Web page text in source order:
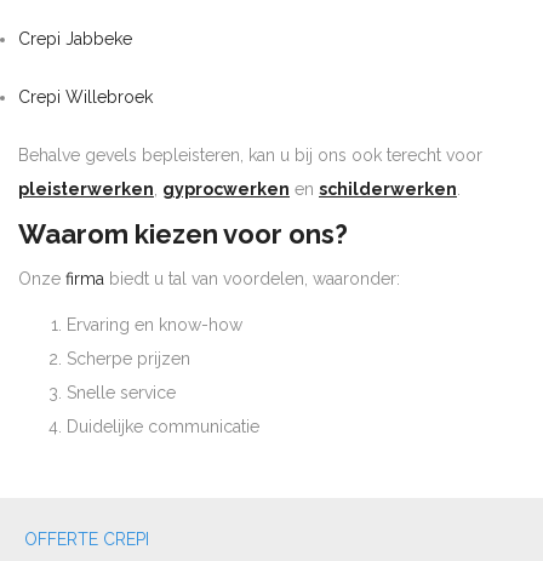
Crepi Jabbeke
Crepi Willebroek
Behalve gevels bepleisteren, kan u bij ons ook terecht voor
pleisterwerken, gyprocwerken en schilderwerken.
Waarom kiezen voor ons?
Onze firma biedt u tal van voordelen, waaronder:
Ervaring en know-how
Scherpe prijzen
Snelle service
Duidelijke communicatie
OFFERTE CREPI